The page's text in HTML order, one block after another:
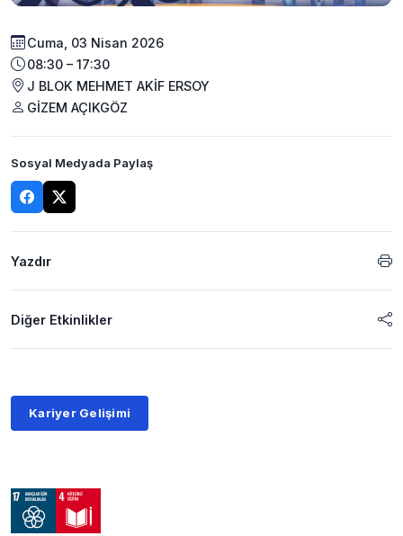
Cuma, 03 Nisan 2026
08:30 – 17:30
J BLOK MEHMET AKİF ERSOY
GİZEM AÇIKGÖZ
Sosyal Medyada Paylaş
Yazdır
Diğer Etkinlikler
Kariyer Gelişimi